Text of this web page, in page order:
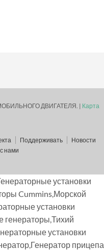
ДВИГАТЕЛЯ. | Карта
Поддерживать
Новости
нами
установки
Cummins,Морской
установки
установки
прицепа